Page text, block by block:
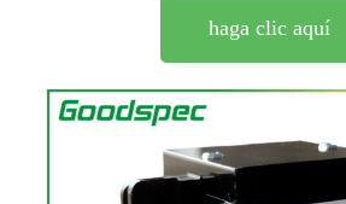
haga clic aquí